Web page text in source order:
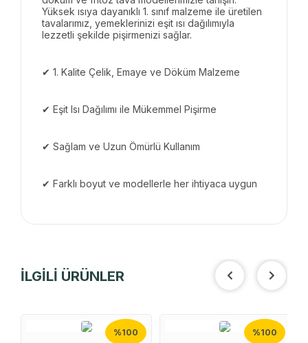
Yüksek ısıya dayanıklı 1. sınıf malzeme ile üretilen
tavalarımız, yemeklerinizi eşit ısı dağılımıyla
lezzetli şekilde pişirmenizi sağlar.
✔ 1. Kalite Çelik, Emaye ve Döküm Malzeme
✔ Eşit Isı Dağılımı ile Mükemmel Pişirme
✔ Sağlam ve Uzun Ömürlü Kullanım
✔ Farklı boyut ve modellerle her ihtiyaca uygun
İLGİLİ ÜRÜNLER
%100 %100